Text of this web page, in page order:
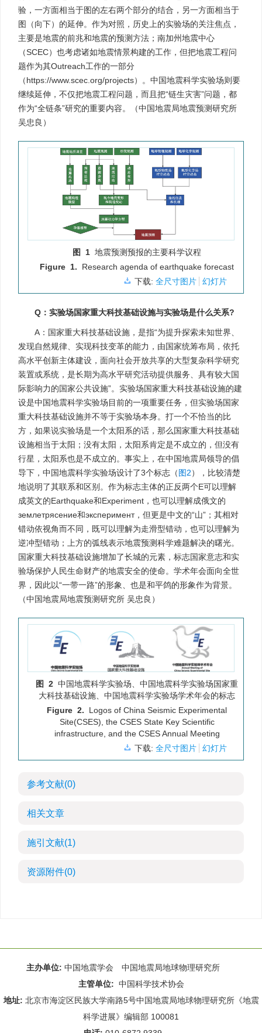
验，一方面相当于图的左右两个部分的结合，另一方面相当于
图（向下）的延伸。作为对照，历史上的实验场的关注焦点，
主要是地震的前兆和地震的预测方法；南加州地震中心
（SCEC）也考虑诸如地震情景构建的工作，但把地震工程问
题作为其Outreach工作的一部分
（https://www.scec.org/projects）。中国地震科学实验场则要
继续延伸，不仅把地震工程问题，而且把“链生灾害”问题，都
作为“全链条”研究的重要内容。（中国地震局地震预测研究所
吴忠良）
图 1 地震预测预报的主要科学议程
Figure 1.
Research agenda of earthquake forecast
下载: 全尺寸图片 幻灯片
Q：实验场国家重大科技基础设施与实验场是什么关系?
A：国家重大科技基础设施，是指“为提升探索未知世界、
发现自然规律、实现科技变革的能力，由国家统筹布局，依托
高水平创新主体建设，面向社会开放共享的大型复杂科学研究
装置或系统，是长期为高水平研究活动提供服务、具有较大国
际影响力的国家公共设施”。实验场国家重大科技基础设施的建
设是中国地震科学实验场目前的一项重要任务，但实验场国家
重大科技基础设施并不等于实验场本身。打一个不恰当的比
方，如果说实验场是一个太阳系的话，那么国家重大科技基础
设施相当于太阳；没有太阳，太阳系肯定是不成立的，但没有
行星，太阳系也是不成立的。事实上，在中国地震局领导的倡
导下，中国地震科学实验场设计了3个标志（图2），比较清楚
地说明了其联系和区别。作为标志主体的正反两个E可以理解
成英文的Earthquake和Experiment，也可以理解成俄文的
землетрясение和эксперимент，但更是中文的“山”；其相对
错动依视角而不同，既可以理解为走滑型错动，也可以理解为
逆冲型错动；上方的弧线表示地震预测科学难题解决的曙光。
国家重大科技基础设施增加了长城的元素，标志国家意志和实
验场保护人民生命财产的地震安全的使命。学术年会面向全世
界，因此以“一带一路”的形象、也是和平鸽的形象作为背景。
（中国地震局地震预测研究所 吴忠良）
图 2 中国地震科学实验场、中国地震科学实验场国家重
大科技基础设施、中国地震科学实验场学术年会的标志
Figure 2.
Logos of China Seismic Experimental
Site(CSES), the CSES State Key Scientific
infrastructure, and the CSES Annual Meeting
下载: 全尺寸图片 幻灯片
参考文献(0)
相关文章
施引文献(1)
资源附件(0)
主办单位: 中国地震学会 中国地震局地球物理研究所
主管单位: 中国科学技术协会
地址: 北京市海淀区民族大学南路5号中国地震局地球物理研究所《地震
科学进展》编辑部 100081